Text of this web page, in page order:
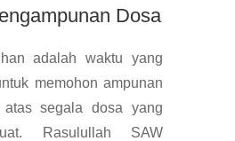
Dosa
adalah waktu yang
memohon ampunan
atas segala dosa yang
Rasulullah SAW